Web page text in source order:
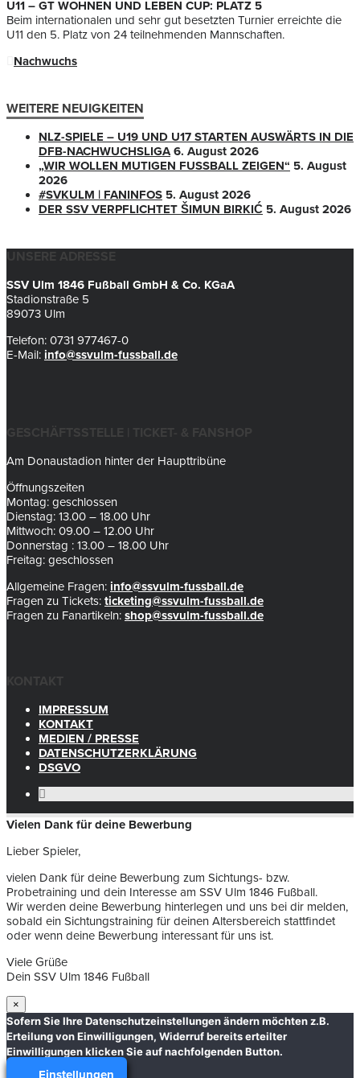
U11 – GT WOHNEN UND LEBEN CUP: PLATZ 5
Beim internationalen und sehr gut besetzten Turnier erreichte die
U11 den 5. Platz von 24 teilnehmenden Mannschaften.
Nachwuchs
WEITERE NEUIGKEITEN
NLZ-SPIELE – U19 UND U17 STARTEN AUSWÄRTS IN DIE
DFB-NACHWUCHSLIGA 6. August 2026
„WIR WOLLEN MUTIGEN FUSSBALL ZEIGEN“
5. August
2026
#SVKULM | FANINFOS 5. August 2026
DER SSV VERPFLICHTET ŠIMUN BIRKIĆ 5. August 2026
UNSERE ADRESSE
SSV Ulm 1846 Fußball GmbH & Co. KGaA
Stadionstraße 5
89073 Ulm
Telefon: 0731 977467-0
E-Mail: info@ssvulm-fussball.de
GESCHÄFTSSTELLE | TICKET- & FANSHOP
Am Donaustadion hinter der Haupttribüne
Öffnungszeiten
Montag: geschlossen
Dienstag: 13.00 – 18.00 Uhr
Mittwoch: 09.00 – 12.00 Uhr
Donnerstag : 13.00 – 18.00 Uhr
Freitag: geschlossen
Allgemeine Fragen: info@ssvulm-fussball.de
Fragen zu Tickets: ticketing@ssvulm-fussball.de
Fragen zu Fanartikeln: shop@ssvulm-fussball.de
KONTAKT
IMPRESSUM
KONTAKT
MEDIEN / PRESSE
DATENSCHUTZERKLÄRUNG
DSGVO
Vielen Dank für deine Bewerbung
Lieber Spieler,
vielen Dank für deine Bewerbung zum Sichtungs- bzw.
Probetraining und dein Interesse am SSV Ulm 1846 Fußball.
Wir werden deine Bewerbung hinterlegen und uns bei dir melden,
sobald ein Sichtungstraining für deinen Altersbereich stattfindet
oder wenn deine Bewerbung interessant für uns ist.
Viele Grüße
Dein SSV Ulm 1846 Fußball
×
Sofern Sie Ihre Datenschutzeinstellungen ändern möchten z.B.
Erteilung von Einwilligungen, Widerruf bereits erteilter
Einwilligungen klicken Sie auf nachfolgenden Button.
Einstellungen